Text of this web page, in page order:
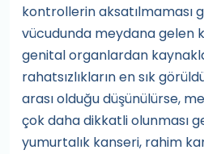
kontrollerin aksatılmaması
vücudunda meydana gelen
genital organlardan
rahatsızlıkların en sık
arası olduğu düşünülürse,
çok daha dikkatli olunması
yumurtalık kanseri, rahim